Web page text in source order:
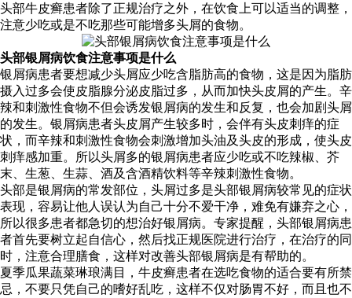
头部牛皮癣患者除了正规治疗之外，在饮食上可以适当的调整，
注意少吃或是不吃那些可能增多头屑的食物。
头部银屑病饮食注意事项是什么
银屑病患者要想减少头屑应少吃含脂肪高的食物，这是因为脂肪
摄入过多会使皮脂腺分泌皮脂过多，从而加快头皮屑的产生。辛
辣和刺激性食物不但会诱发银屑病的发生和反复，也会加剧头屑
的发生。银屑病患者头皮屑产生较多时，会伴有头皮刺痒的症
状，而辛辣和刺激性食物会刺激增加头油及头皮的形成，使头皮
刺痒感加重。所以头屑多的银屑病患者应少吃或不吃辣椒、芥
末、生葱、生蒜、酒及含酒精饮料等辛辣刺激性食物。
头部是银屑病的常发部位，头屑过多是头部银屑病较常见的症状
表现，容易让他人误认为自己十分不爱干净，难免有嫌弃之心，
所以很多患者都急切的想治好银屑病。专家提醒，头部银屑病患
者首先要树立起自信心，然后找正规医院进行治疗，在治疗的同
时，注意合理膳食，这样对改善头部银屑病是有帮助的。
夏季瓜果蔬菜琳琅满目，牛皮癣患者在选吃食物的适合要有所禁
忌，不要只凭自己的嗜好乱吃，这样不仅对肠胃不好，而且也不